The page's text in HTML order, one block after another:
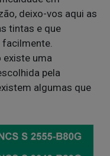
deixo-vos aqui as
tintas e que
uma
pela
algumas que